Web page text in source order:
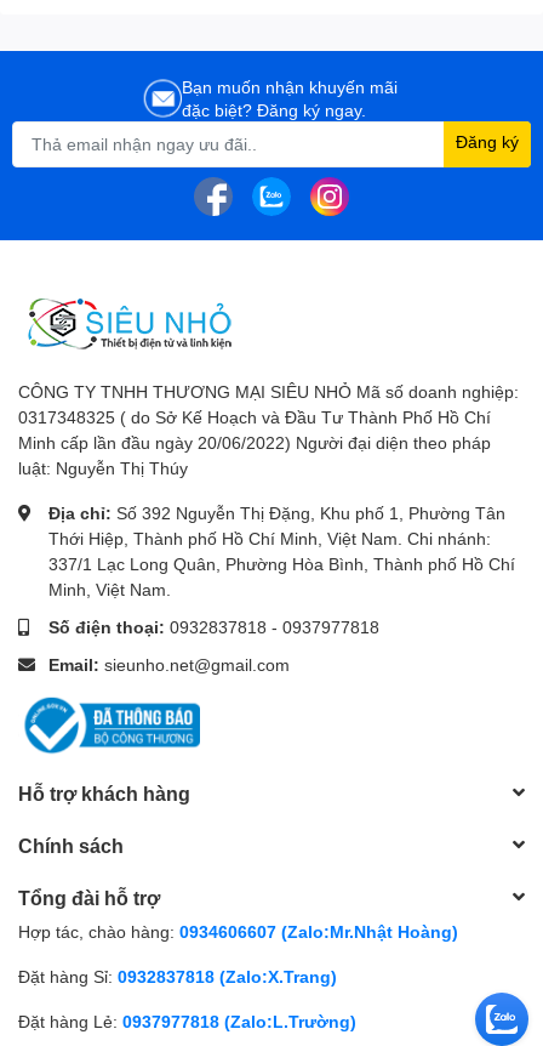
Bạn muốn nhận khuyến mãi
đặc biệt? Đăng ký ngay.
Đăng ký
CÔNG TY TNHH THƯƠNG MẠI SIÊU NHỎ Mã số doanh nghiệp:
0317348325 ( do Sở Kế Hoạch và Đầu Tư Thành Phố Hồ Chí
Minh cấp lần đầu ngày 20/06/2022) Người đại diện theo pháp
luật: Nguyễn Thị Thúy
Địa chỉ: Số 392 Nguyễn Thị Đặng, Khu phố 1, Phường Tân
Thới Hiệp, Thành phố Hồ Chí Minh, Việt Nam. Chi nhánh:
337/1 Lạc Long Quân, Phường Hòa Bình, Thành phố Hồ Chí
Minh, Việt Nam.
Số điện thoại: 0932837818 - 0937977818
Email: sieunho.net@gmail.com
Hỗ trợ khách hàng
Chính sách
Tổng đài hỗ trợ
Hợp tác, chào hàng: 0934606607 (Zalo:Mr.Nhật Hoàng)
Đặt hàng Sỉ: 0932837818 (Zalo:X.Trang)
Đặt hàng Lẻ: 0937977818 (Zalo:L.Trường)